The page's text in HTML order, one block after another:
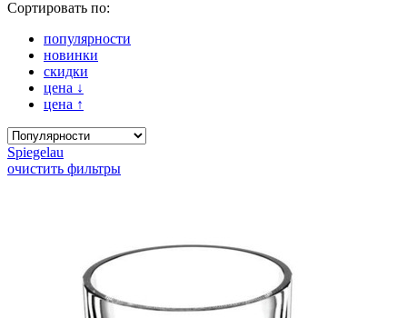
Сортировать по:
популярности
новинки
скидки
цена ↓
цена ↑
Spiegelau
очистить фильтры